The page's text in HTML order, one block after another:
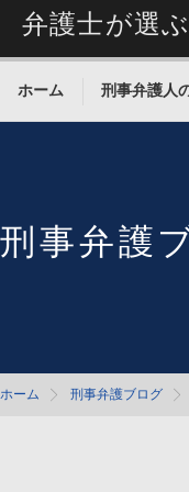
弁護士が選
ホーム 刑事弁護人
刑事弁護
ホーム 刑事弁護ブログ